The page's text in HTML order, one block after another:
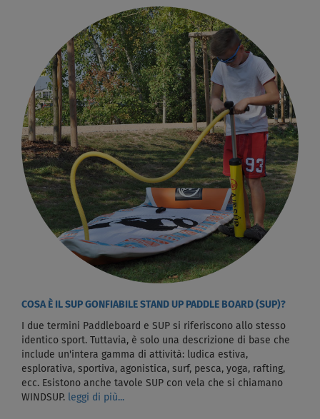
COSA È IL SUP GONFIABILE STAND UP PADDLE BOARD (SUP)?
I due termini Paddleboard e SUP si riferiscono allo stesso
identico sport. Tuttavia, è solo una descrizione di base che
include un'intera gamma di attività: ludica estiva,
esplorativa, sportiva, agonistica, surf, pesca, yoga, rafting,
ecc. Esistono anche tavole SUP con vela che si chiamano
WINDSUP. leggi di più...